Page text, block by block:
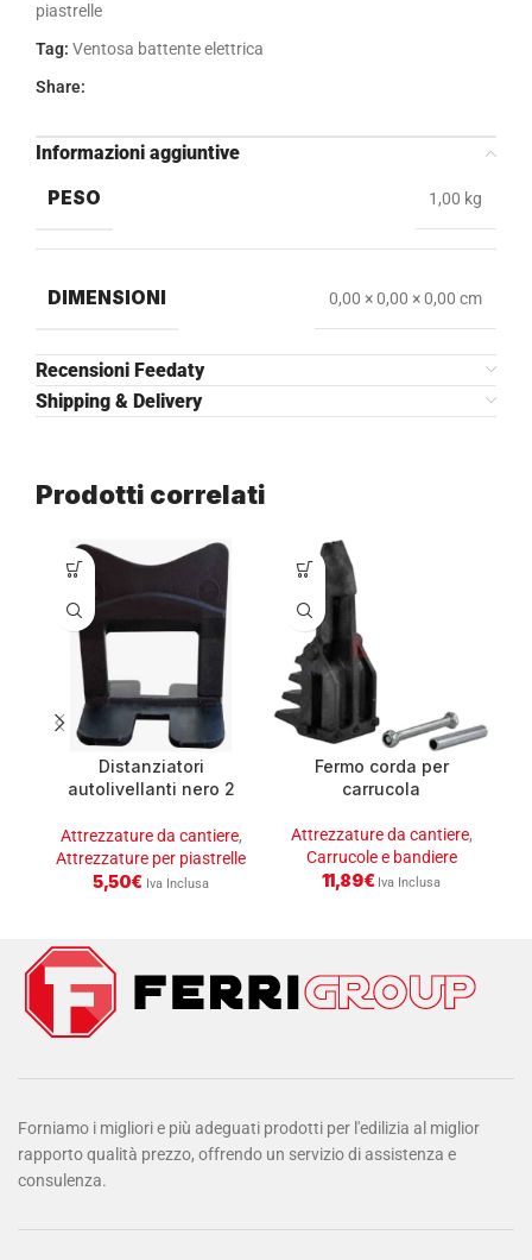
piastrelle
Tag: Ventosa battente elettrica
Share:
Informazioni aggiuntive
PESO
1,00 kg
DIMENSIONI 0,00 × 0,00 × 0,00 cm
Recensioni Feedaty
Shipping & Delivery
Prodotti correlati
Distanziatori
autolivellanti nero 2
Attrezzature da cantiere,
Attrezzature per piastrelle
5,50€ Iva Inclusa
Fermo corda per
carrucola
Attrezzature da cantiere,
Carrucole e bandiere
11,89€ Iva Inclusa
Forniamo i migliori e più adeguati prodotti per l'edilizia al miglior
rapporto qualità prezzo, offrendo un servizio di assistenza e
consulenza.